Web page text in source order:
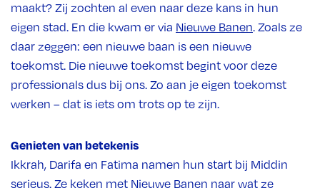
maakt? Zij zochten al even naar deze kans in hun
eigen stad. En die kwam er via Nieuwe Banen. Zoals ze
daar zeggen: een nieuwe baan is een nieuwe
toekomst. Die nieuwe toekomst begint voor deze
professionals dus bij ons. Zo aan je eigen toekomst
werken – dat is iets om trots op te zijn.
Genieten van betekenis
Ikkrah, Darifa en Fatima namen hun start bij Middin
serieus. Ze keken met Nieuwe Banen naar wat ze